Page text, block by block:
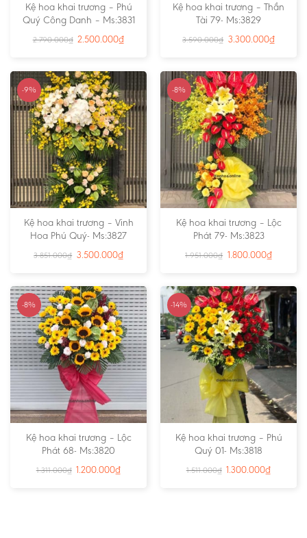
Kệ hoa khai trương – Phú
Quý Công Danh – Ms:3831
2.790.000₫ 2.500.000₫
Kệ hoa khai trương – Thần
Tài 79- Ms:3829
3.590.000₫ 3.300.000₫
-9%
Kệ hoa khai trương – Vinh
Hoa Phú Quý- Ms:3827
3.851.000₫ 3.500.000₫
-8%
Kệ hoa khai trương – Lộc
Phát 79- Ms:3823
1.951.000₫ 1.800.000₫
-8%
Kệ hoa khai trương – Lộc
Phát 68- Ms:3820
1.311.000₫ 1.200.000₫
-14%
Kệ hoa khai trương – Phú
Quý 01- Ms:3818
1.511.000₫ 1.300.000₫